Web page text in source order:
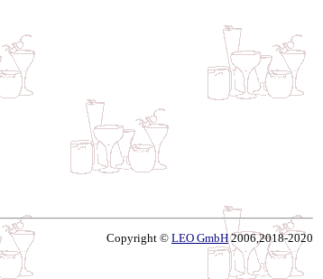
Copyright © LEO GmbH2006,2018-2020